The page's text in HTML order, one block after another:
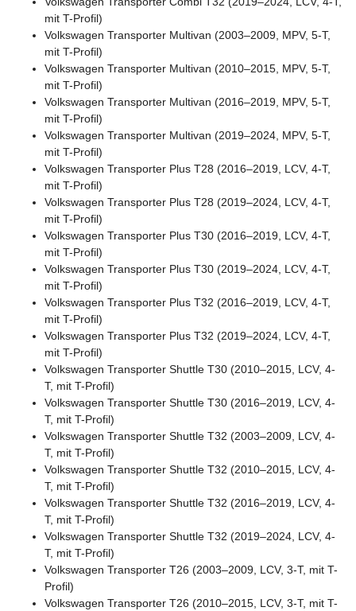
mit T-Profil)
Volkswagen Transporter Multivan (2003–2009, MPV, 5-T,
mit T-Profil)
Volkswagen Transporter Multivan (2010–2015, MPV, 5-T,
mit T-Profil)
Volkswagen Transporter Multivan (2016–2019, MPV, 5-T,
mit T-Profil)
Volkswagen Transporter Multivan (2019–2024, MPV, 5-T,
mit T-Profil)
Volkswagen Transporter Plus T28 (2016–2019, LCV, 4-T,
mit T-Profil)
Volkswagen Transporter Plus T28 (2019–2024, LCV, 4-T,
mit T-Profil)
Volkswagen Transporter Plus T30 (2016–2019, LCV, 4-T,
mit T-Profil)
Volkswagen Transporter Plus T30 (2019–2024, LCV, 4-T,
mit T-Profil)
Volkswagen Transporter Plus T32 (2016–2019, LCV, 4-T,
mit T-Profil)
Volkswagen Transporter Plus T32 (2019–2024, LCV, 4-T,
mit T-Profil)
Volkswagen Transporter Shuttle T30 (2010–2015, LCV, 4-
T, mit T-Profil)
Volkswagen Transporter Shuttle T30 (2016–2019, LCV, 4-
T, mit T-Profil)
Volkswagen Transporter Shuttle T32 (2003–2009, LCV, 4-
T, mit T-Profil)
Volkswagen Transporter Shuttle T32 (2010–2015, LCV, 4-
T, mit T-Profil)
Volkswagen Transporter Shuttle T32 (2016–2019, LCV, 4-
T, mit T-Profil)
Volkswagen Transporter Shuttle T32 (2019–2024, LCV, 4-
T, mit T-Profil)
Volkswagen Transporter T26 (2003–2009, LCV, 3-T, mit T-
Profil)
Volkswagen Transporter T26 (2010–2015, LCV, 3-T, mit T-